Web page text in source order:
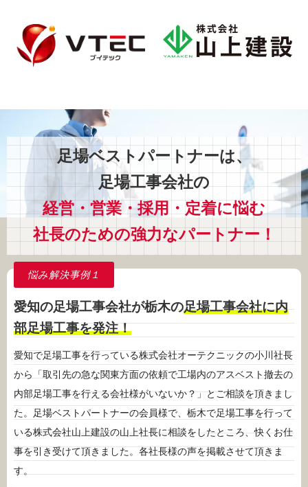
足場ベストパートナーは、
足場工事会社の
経営・営業・採用・定着に悩む
社長のための強力なパートナー！
悩み解決事例１
愛知の足場工事会社が栃木の足場工事会社に内
部足場工事を発注！
愛知で足場工事を行っている株式会社オーテクニックの小川社長
から「取引先の急な関東方面の依頼で工場内のアスベスト撤去の
内部足場工事を行える会社様がいないか？」とご相談を頂きまし
た。足場ベストパートナーの会員様で、栃木で足場工事を行って
いる株式会社山上建設の山上社長に相談をしたところ、快くお仕
事を引き受けて頂きました。各社長様の声を掲載させて頂きま
す。